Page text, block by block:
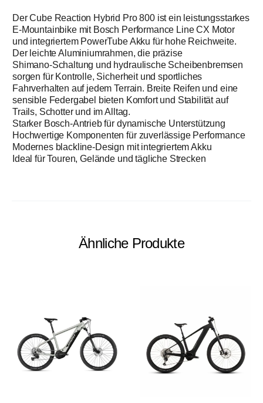
Der Cube Reaction Hybrid Pro 800 ist ein leistungsstarkes
E‑Mountainbike mit Bosch Performance Line CX Motor
und integriertem PowerTube Akku für hohe Reichweite.
Der leichte Aluminiumrahmen, die präzise
Shimano‑Schaltung und hydraulische Scheibenbremsen
sorgen für Kontrolle, Sicherheit und sportliches
Fahrverhalten auf jedem Terrain. Breite Reifen und eine
sensible Federgabel bieten Komfort und Stabilität auf
Trails, Schotter und im Alltag.
Starker Bosch‑Antrieb für dynamische Unterstützung
Hochwertige Komponenten für zuverlässige Performance
Modernes blackline‑Design mit integriertem Akku
Ideal für Touren, Gelände und tägliche Strecken
Ähnliche Produkte